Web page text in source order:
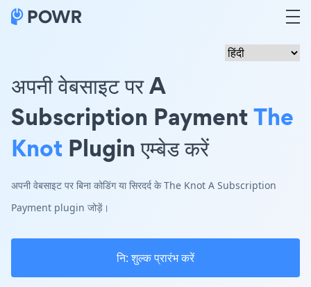
अपनी वेबसाइट पर A
Subscription PaymentThe
Knot Plugin एम्बेड करें
अपनी वेबसाइट पर बिना कोडिंग या सिरदर्द के The Knot A Subscription
Payment plugin जोड़ें।
नि: शुल्क प्रारंभ करें